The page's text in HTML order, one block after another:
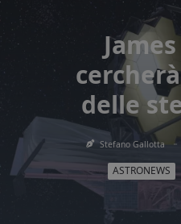
delle
Stefano Gallotta
ASTRONEWS